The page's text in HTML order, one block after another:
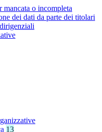
mancata o incompleta
dei dati da parte dei titolari
13